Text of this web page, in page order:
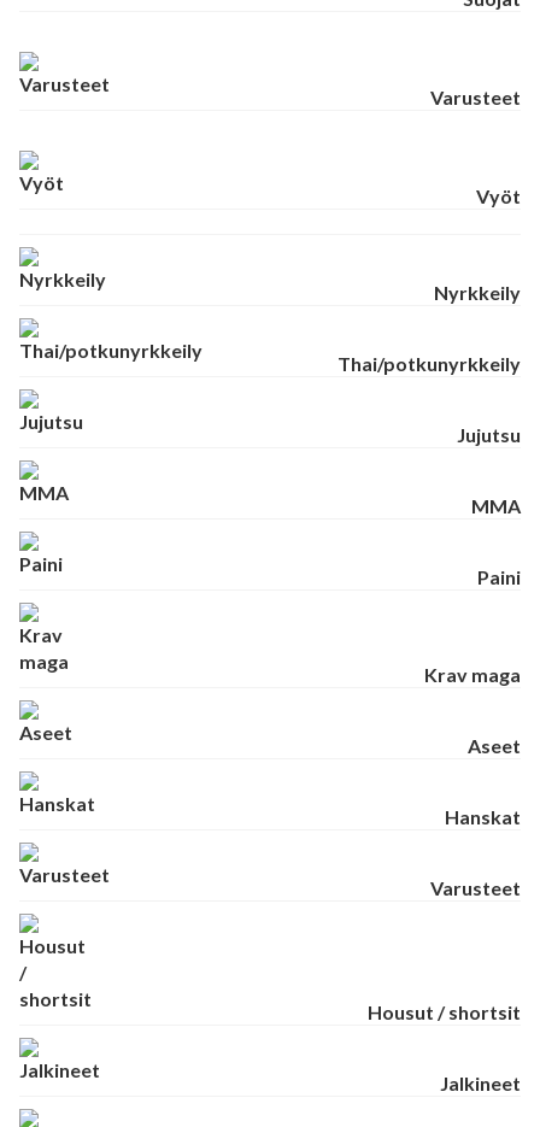
Varusteet
Vyöt
Nyrkkeily
Thai/potkunyrkkeily
Jujutsu
MMA
Paini
Krav maga
Aseet
Hanskat
Varusteet
Housut / shortsit
Jalkineet